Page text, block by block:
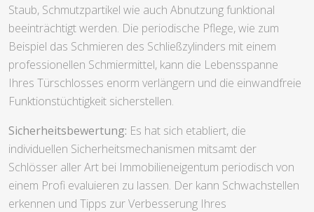
Staub, Schmutzpartikel wie auch Abnutzung funktional
beeinträchtigt werden. Die periodische Pflege, wie zum
Beispiel das Schmieren des Schließzylinders mit einem
professionellen Schmiermittel, kann die Lebensspanne
Ihres Türschlosses enorm verlängern und die einwandfreie
Funktionstüchtigkeit sicherstellen.
Sicherheitsbewertung: Es hat sich etabliert, die
individuellen Sicherheitsmechanismen mitsamt der
Schlösser aller Art bei Immobilieneigentum periodisch von
einem Profi evaluieren zu lassen. Der kann Schwachstellen
erkennen und Tipps zur Verbesserung Ihres